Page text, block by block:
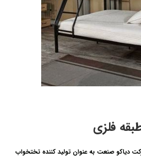
فلزی
دیاکو صنعت به عنوان تولید کننده تختخواب